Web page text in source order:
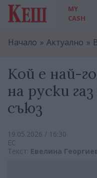
MY
CASH
Начало Актуално
Кой е най-
на руски
съюз
19.05.2026 / 16:30
ЕС
Текст: Евелина